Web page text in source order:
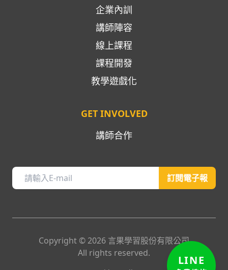
免費諮詢
企業內訓
講師陣容
線上課程
課程開發
教學遊戲化
GET INVOLVED
講師合作
訂閱電子報
Copyright © 2026 言果學習股份有限公司
All rights reserved.